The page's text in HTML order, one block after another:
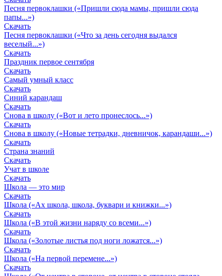
Песня первоклашки («Пришли сюда мамы, пришли сюда
папы...»)
Скачать
Песня первоклашки («Что за день сегодня выдался
веселый...»)
Скачать
Праздник первое сентября
Скачать
Самый умный класс
Скачать
Синий карандаш
Скачать
Снова в школу («Вот и лето пронеслось...»)
Скачать
Снова в школу («Новые тетрадки, дневничок, карандаши...»)
Скачать
Страна знаний
Скачать
Учат в школе
Скачать
Школа — это мир
Скачать
Школа («Ах школа, школа, буквари и книжки...»)
Скачать
Школа («В этой жизни наряду со всеми...»)
Скачать
Школа («Золотые листья под ноги ложатся...»)
Скачать
Школа («На первой перемене...»)
Скачать